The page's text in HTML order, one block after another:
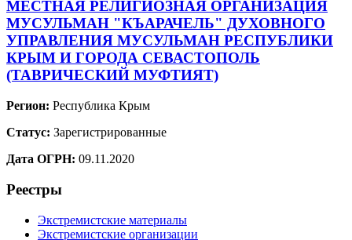
МЕСТНАЯ РЕЛИГИОЗНАЯ ОРГАНИЗАЦИЯ
МУСУЛЬМАН "КЪАРАЧЕЛЬ" ДУХОВНОГО
УПРАВЛЕНИЯ МУСУЛЬМАН РЕСПУБЛИКИ
КРЫМ И ГОРОДА СЕВАСТОПОЛЬ
(ТАВРИЧЕСКИЙ МУФТИЯТ)
Регион: Республика Крым
Статус: Зарегистрированные
Дата ОГРН: 09.11.2020
Реестры
Экстремистские материалы
Экстремистские организации